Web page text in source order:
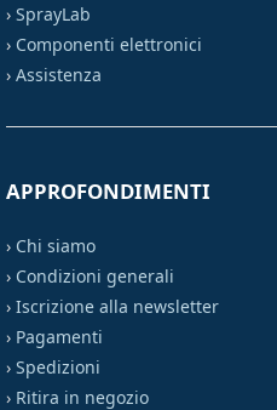
› SprayLab
› Componenti elettronici
› Assistenza
APPROFONDIMENTI
› Chi siamo
› Condizioni generali
› Iscrizione alla newsletter
› Pagamenti
› Spedizioni
› Ritira in negozio